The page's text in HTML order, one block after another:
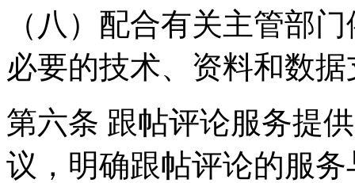
（八）配合有关主管部
必要的技术、资料和数
第六条 跟帖评论服务提
议，明确跟帖评论的服